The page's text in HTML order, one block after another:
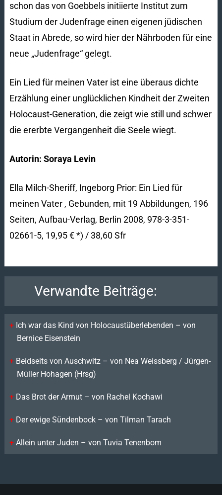
schon das von Goebbels initiierte Institut zum
Studium der Judenfrage einen eigenen jüdischen
Staat in Abrede, so wird hier der Nährboden für eine
neue „Judenfrage“ gelegt.
Ein Lied für meinen Vater ist eine überaus dichte
Erzählung einer unglücklichen Kindheit der Zweiten
Holocaust-Generation, die zeigt wie still und schwer
die ererbte Vergangenheit die Seele wiegt.
Autorin: Soraya Levin
Ella Milch-Sheriff, Ingeborg Prior: Ein Lied für
meinen Vater, Gebunden, mit 19 Abbildungen, 196
Seiten, Aufbau-Verlag, Berlin 2008, 978-3-351-
02661-5, 19,95 € *) / 38,60 Sfr
Verwandte Beiträge:
Ich war das Kind von Holocaustüberlebenden – von
Bernice Eisenstein
Beidseits von Auschwitz – von Nea Weissberg / Jürgen-
Müller Hohagen (Hrsg)
Das Brot der Armut – von Rachel Kochawi
Der ewige Sündenbock – von Tilman Tarach
Allein unter Juden – von Tuvia Tenenbom